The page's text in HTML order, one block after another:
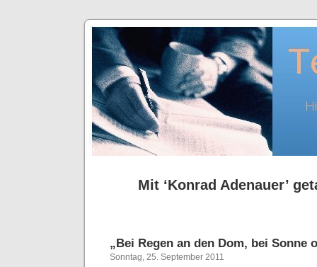
Mit ‘Konrad Adenauer’
„Bei Regen an den Dom, bei Sonne
Sonntag, 25. September 2011